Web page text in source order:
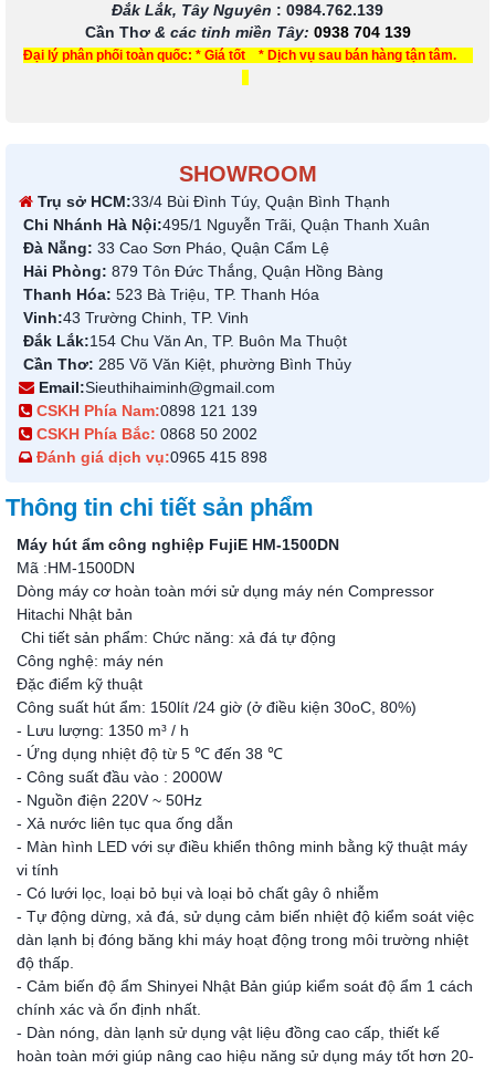
Đắk Lắk, Tây Nguyên : 0984.762.139
Cần Thơ & các tỉnh miền Tây: 0938 704 139
Đại lý phân phối toàn quốc: * Giá tốt * Dịch vụ sau bán hàng tận tâm.
SHOWROOM
Trụ sở HCM:33/4 Bùi Đình Túy, Quận Bình Thạnh
Chi Nhánh Hà Nội:495/1 Nguyễn Trãi, Quận Thanh Xuân
Đà Nẵng: 33 Cao Sơn Pháo, Quận Cẩm Lệ
Hải Phòng: 879 Tôn Đức Thắng, Quận Hồng Bàng
Thanh Hóa: 523 Bà Triệu, TP. Thanh Hóa
Vinh:43 Trường Chinh, TP. Vinh
Đắk Lắk:154 Chu Văn An, TP. Buôn Ma Thuột
Cần Thơ: 285 Võ Văn Kiệt, phường Bình Thủy
Email:Sieuthihaiminh@gmail.com
CSKH Phía Nam:0898 121 139
CSKH Phía Bắc: 0868 50 2002
Đánh giá dịch vụ:0965 415 898
Thông tin chi tiết sản phẩm
Máy hút ẩm công nghiệp FujiE HM-1500DN
Mã :HM-1500DN
Dòng máy cơ hoàn toàn mới sử dụng máy nén Compressor
Hitachi Nhật bản
Chi tiết sản phẩm: Chức năng: xả đá tự động
Công nghệ: máy nén
Đặc điểm kỹ thuật
Công suất hút ẩm: 150lít /24 giờ (ở điều kiện 30oC, 80%)
- Lưu lượng: 1350 m³ / h
- Ứng dụng nhiệt độ từ 5 ℃ đến 38 ℃
- Công suất đầu vào : 2000W
- Nguồn điện 220V ~ 50Hz
- Xả nước liên tục qua ống dẫn
- Màn hình LED với sự điều khiển thông minh bằng kỹ thuật máy
vi tính
- Có lưới lọc, loại bỏ bụi và loại bỏ chất gây ô nhiễm
- Tự động dừng, xả đá, sử dụng cảm biến nhiệt độ kiểm soát việc
dàn lạnh bị đóng băng khi máy hoạt động trong môi trường nhiệt
độ thấp.
- Cảm biến độ ẩm Shinyei Nhật Bản giúp kiểm soát độ ẩm 1 cách
chính xác và ổn định nhất.
- Dàn nóng, dàn lạnh sử dụng vật liệu đồng cao cấp, thiết kế
hoàn toàn mới giúp nâng cao hiệu năng sử dụng máy tốt hơn 20-